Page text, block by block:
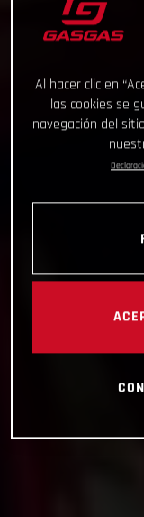
Al hacer clic en
las cookies se
navegación del